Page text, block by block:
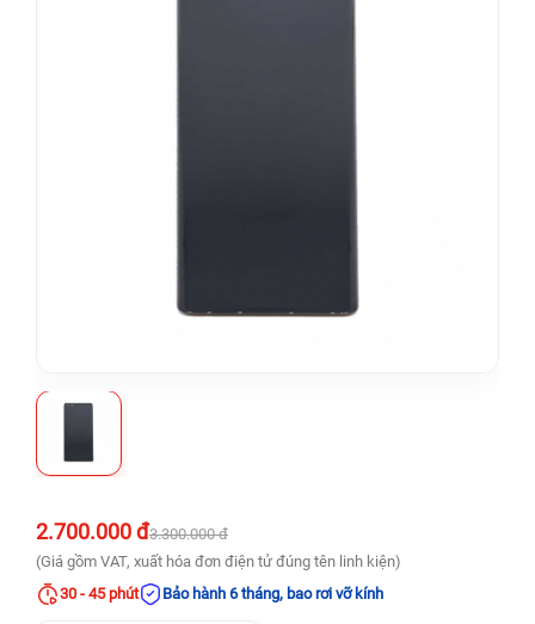
2.700.000 đ3.300.000 đ
(Giá gồm VAT, xuất hóa đơn điện tử đúng tên linh kiện)
30 - 45 phút
Bảo hành 6 tháng, bao rơi vỡ kính